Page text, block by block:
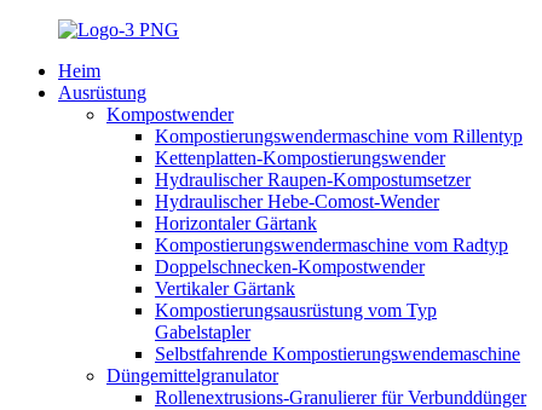
Heim
Ausrüstung
Kompostwender
Kompostierungswendermaschine vom Rillentyp
Kettenplatten-Kompostierungswender
Hydraulischer Raupen-Kompostumsetzer
Hydraulischer Hebe-Comost-Wender
Horizontaler Gärtank
Kompostierungswendermaschine vom Radtyp
Doppelschnecken-Kompostwender
Vertikaler Gärtank
Kompostierungsausrüstung vom Typ
Gabelstapler
Selbstfahrende Kompostierungswendemaschine
Düngemittelgranulator
Rollenextrusions-Granulierer für Verbunddünger